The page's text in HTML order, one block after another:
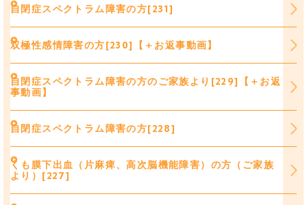
自閉症スペクトラム障害の方[231]
双極性感情障害の方[230]【＋お返事動画】
自閉症スペクトラム障害の方のご家族より[229]【＋お返
事動画】
自閉症スペクトラム障害の方[228]
くも膜下出血（片麻痺、高次脳機能障害）の方（ご家族
より）[227]